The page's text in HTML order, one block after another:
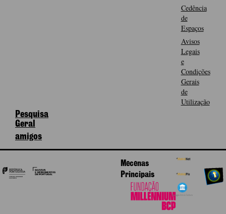
Cedência
de
Espaços
Avisos
Legais
e
Condições
Gerais
de
Utilização
Pesquisa
Geral
amigos
Mecenas
Principais